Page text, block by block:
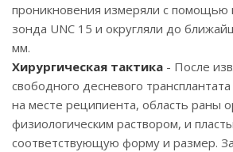
проникновения измеряли с помощью
зонда UNC 15 и округляли до
мм.
Хирургическая тактика - После
свободного десневого
на месте реципиента, область раны
физиологическим раствором, и
соответствующую форму и размер.